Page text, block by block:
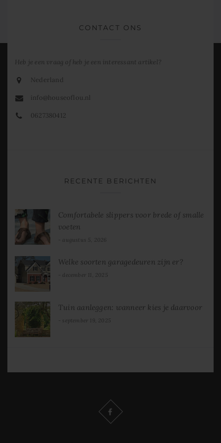
CONTACT ONS
Heb je een vraag of heb je een interessant artikel?
Nederland
info@houseoflou.nl
0627380412
RECENTE BERICHTEN
Comfortabele slippers voor brede of smalle
voeten
augustus 5, 2026
Welke soorten garagedeuren zijn er?
december 11, 2025
Tuin aanleggen: wanneer kies je daarvoor
september 19, 2025